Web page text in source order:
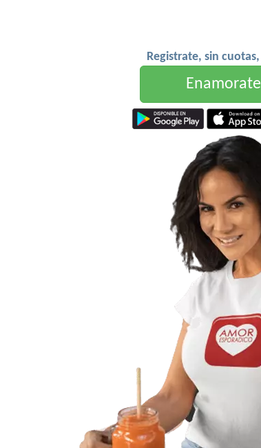
Registrate, sin
Enamorate